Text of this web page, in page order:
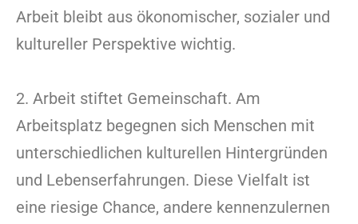
Arbeit bleibt aus ökonomischer, sozialer und
kultureller Perspektive wichtig.
2. Arbeit stiftet Gemeinschaft. Am
Arbeitsplatz begegnen sich Menschen mit
unterschiedlichen kulturellen Hintergründen
und Lebenserfahrungen. Diese Vielfalt ist
eine riesige Chance, andere kennenzulernen